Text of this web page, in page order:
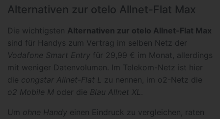
Alternativen zur otelo Allnet-Flat Max
Die wichtigsten Alternativen zur otelo Allnet-Flat Max
sind für Handys zum Vertrag im selben Netz der
Vodafone Smart Entry für 29,99 € im Monat, allerdings
mit weniger Datenvolumen. Im Telekom-Netz ist hier
die congstar Allnet-Flat L zu nennen, im o2-Netz die
o2 Mobile M oder die Blau Allnet XL .
Um ohne Handy einen Eindruck zu vergleichen, raten